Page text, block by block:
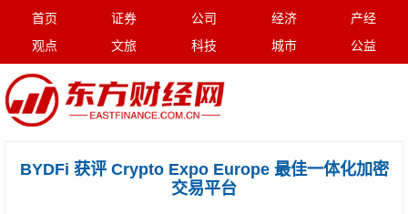
首页 证券 公司 经济
产经
观点
文旅 科技 城市 公益
BYDFi 获评 Crypto Expo Europe 最佳一体化加密
交易平台